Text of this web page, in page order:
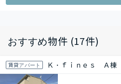
おすすめ物件 (17件)
賃貸アパート Ｋ・ｆｉｎｅｓ Ａ棟